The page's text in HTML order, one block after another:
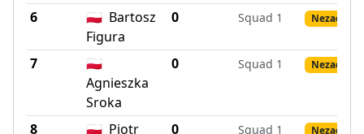
6 🇵🇱 Bartosz
Figura
0 Squad 1
7
🇵🇱
Agnieszka
Sroka
0 Squad 1
8 🇵🇱 Piotr
0 Squad 1